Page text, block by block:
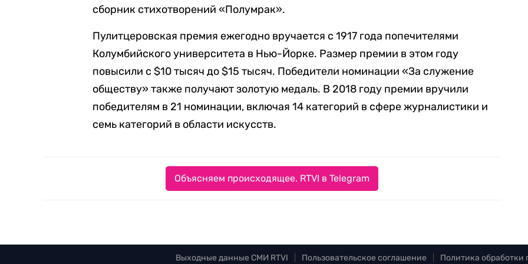
сборник стихотворений «Полумрак».
Пулитцеровская премия ежегодно вручается c 1917 года попечителями
Колумбийского университета в Нью-Йорке. Размер премии в этом году
повысили с $10 тысяч до $15 тысяч. Победители номинации «За служение
обществу» также получают золотую медаль. В 2018 году премии вручили
победителям в 21 номинации, включая 14 категорий в сфере журналистики и
семь категорий в области искусств.
Объясняем происходящее. RTVI в Telegram
Выходные данные СМИ RTVI Пользовательское соглашение Политика